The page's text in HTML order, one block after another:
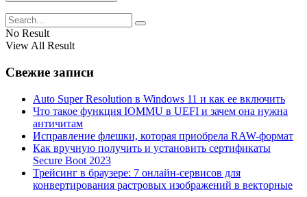
No Result
View All Result
Свежие записи
Auto Super Resolution в Windows 11 и как ее включить
Что такое функция IOMMU в UEFI и зачем она нужна
античитам
Исправление флешки, которая приобрела RAW-формат
Как вручную получить и установить сертификаты
Secure Boot 2023
Трейсинг в браузере: 7 онлайн-сервисов для
конвертирования растровых изображений в векторные